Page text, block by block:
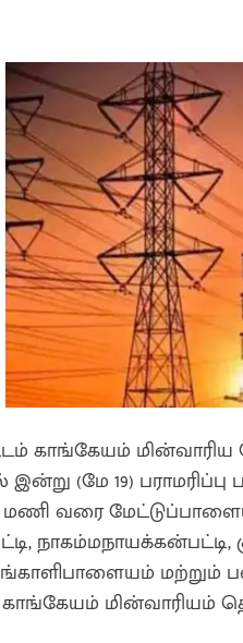
காங்கேயம்
(மே 19)
வரை
நாகம்மநாயக்கன்பட்டி,
மற்றும்
மின்வாரியம்